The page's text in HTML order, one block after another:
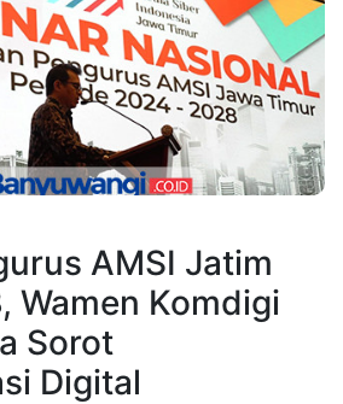
AMSI Jatim
Wamen Komdigi
Sorot
Digital